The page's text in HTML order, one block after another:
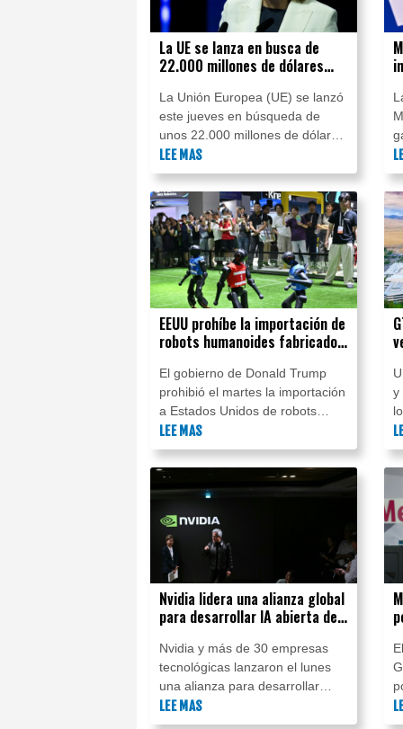
La UE se lanza en busca de
22.000 millones de dólares
La Unión Europea (UE) se lanzó
este jueves en búsqueda de
unos 22.000 millones de dólares
de inversión privada, que se
sumarían a fondos estatales,
para construir "gigafábricas" de
inteligencia artificial (IA) y
desarrollar su competitividad.
LEE MAS
EEUU prohíbe la importación de
robots humanoides fabricados
El gobierno de Donald Trump
prohibió el martes la importación
a Estados Unidos de robots
humanoides y cuadrúpedos
fabricados en otros países por
motivos de seguridad nacional.
LEE MAS
y
Nvidia lidera una alianza global
para desarrollar IA abierta de
Nvidia y más de 30 empresas
tecnológicas lanzaron el lunes
una alianza para desarrollar
herramientas de inteligencia
artificial de código abierto
LEE MAS